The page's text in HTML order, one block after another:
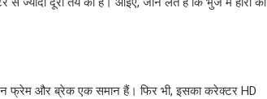
मेन फ्रेम और ब्रेक एक समान हैं। फिर भी, इसका करेक्टर HD